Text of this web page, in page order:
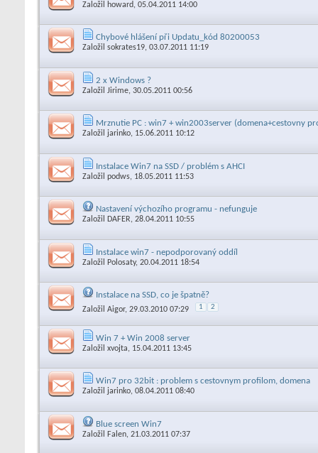
Založil howard, 05.04.2011 14:00
Chybové hlášení při Updatu_kód 80200053
Založil sokrates19, 03.07.2011 11:19
2 x Windows ?
Založil Jirime, 30.05.2011 00:56
Mrznutie PC : win7 + win2003server (domena+cestovny
Založil jarinko, 15.06.2011 10:12
Instalace Win7 na SSD / problém s AHCI
Založil podws, 18.05.2011 11:53
Nastavení výchozího programu - nefunguje
Založil DAFER, 28.04.2011 10:55
Instalace win7 - nepodporovaný oddíl
Založil Polosaty, 20.04.2011 18:54
Instalace na SSD, co je špatně?
Založil Aigor, 29.03.2010 07:29 1 2
Win 7 + Win 2008 server
Založil xvojta, 15.04.2011 13:45
Win7 pro 32bit : problem s cestovnym profilom, domena
Založil jarinko, 08.04.2011 08:40
Blue screen Win7
Založil Falen, 21.03.2011 07:37